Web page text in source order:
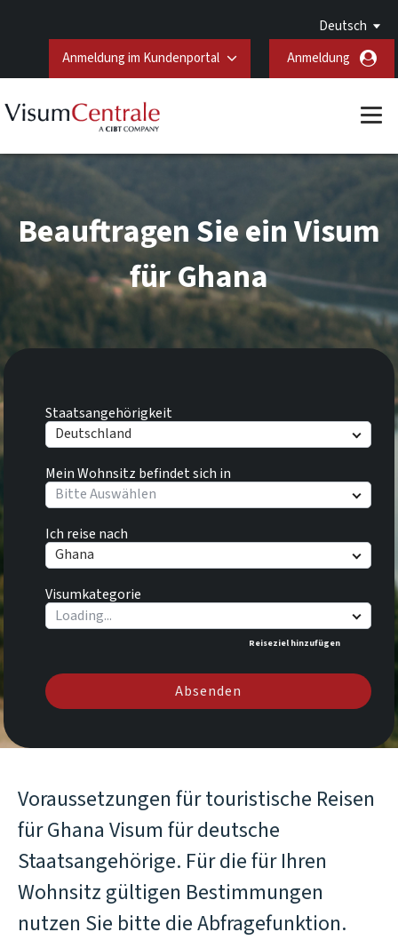
Deutsch
Anmeldung im Kundenportal
Anmeldung
Staatsangehörigkeit
Deutschland
Mein Wohnsitz befindet sich in
Bitte Auswählen
Ich reise nach
Ghana
Visumkategorie
Reiseziel hinzufügen
Absenden
Beauftragen Sie ein Visum
für Ghana
Voraussetzungen für touristische Reisen
für Ghana Visum für deutsche
Staatsangehörige. Für die für Ihren
Wohnsitz gültigen Bestimmungen
nutzen Sie bitte die Abfragefunktion.